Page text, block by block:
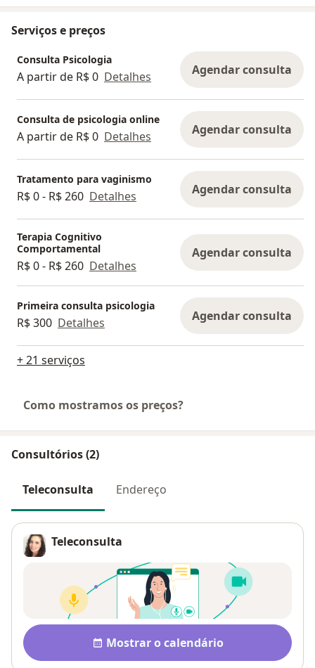
Serviços e preços
Consulta Psicologia
A partir de R$ 0 Detalhes Agendar consulta
Consulta de psicologia online
A partir de R$ 0 Detalhes Agendar consulta
Tratamento para vaginismo
R$ 0 - R$ 260 Detalhes Agendar consulta
Terapia Cognitivo
Comportamental
R$ 0 - R$ 260 Detalhes
Agendar consulta
Primeira consulta psicologia
R$ 300 Detalhes Agendar consulta
+ 21 serviços
Como mostramos os preços?
Consultórios (2)
Teleconsulta Endereço
Teleconsulta
Disponibilidade
Mostrar o calendário